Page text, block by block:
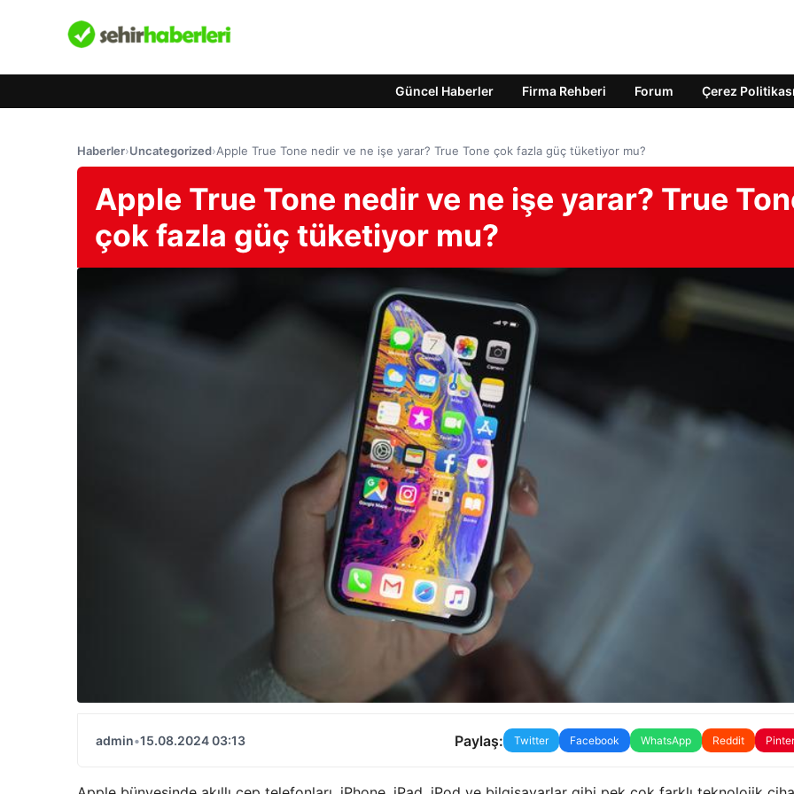
Güncel Haberler Firma Rehberi Forum Çerez Politikası
Haberler›Uncategorized›Apple True Tone nedir ve ne işe yarar? True Tone çok fazla güç tüketiyor mu?
Apple True Tone nedir ve ne işe yarar? True
çok fazla güç tüketiyor mu?
admin•15.08.2024 03:13 Paylaş: Twitter Facebook WhatsApp Reddit